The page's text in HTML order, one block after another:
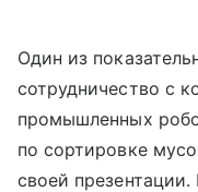
Один из
сотрудничество с
промышленных
по сортировке
своей